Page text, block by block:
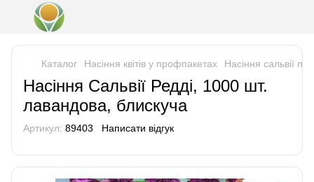
Каталог Насіння квітів у профпакетах Насіння сальвії
Насіння Сальвії Редді, 1000 шт.
лавандова, блискуча
Артикул: 89403 Написати відгук